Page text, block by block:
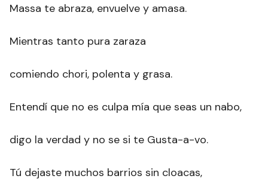
Massa te abraza, envuelve y amasa.
Mientras tanto pura zaraza
comiendo chori, polenta y grasa.
Entendí que no es culpa mía que seas un nabo,
digo la verdad y no se si te Gusta-a-vo.
Tú dejaste muchos barrios sin cloacas,